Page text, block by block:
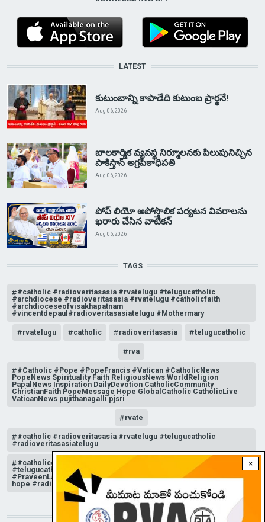
×
LATEST
కుటుంబాన్ని కాపాడేది కుటుంబ ప్రార్థనే!
Aug 06, 2026
బాలకార్మిక వ్యవస్థ నిర్మూలనకు పిలుపునిచ్చిన
పాకిస్తాన్ అగ్రపీఠాధిపతి
Aug 06, 2026
పోప్ లియో అపోస్తొలిక పర్యటన వివరాలను
ఖరారు చేసిన వాటికన్
Aug 06, 2026
TAGS
#catholic #radioveritasasia #rvatelugu #telugucatholic
#archdiocese #radioveritasasia #rvatelugu #catholicfaith
#archdioceseofvisakhapatnam
#vincentdepaul#radioveritasasiatelugu #Mothermary
rvatelugu catholic radioveritasasia telugucatholic
rva
#Catholic #Pope #PopeFrancis #Vatican #CatholicNews
PopeNews Spirituality Faith ReligiousNews WorldReligion
PapalNews Inspiration DailyDevotion CatholicCommunity
ChristianFaith PopeMessage Hope GlobalCatholic CatholicLive
VaticanNews pujithanagalli pjsri
rvate
#catholic #radioveritasasia #rvatelugu #telugucatholic
#radioveritasasiatelugu
#catholicchurchnews #catholictelugu #telugucatholic
#telugucatholicchurch #radioveritasasia #rvatelugu
#PraveenLakkisetti #reflection #advent #christmas #messageof
hope #radioveritas #rvatelugu #viral #insta
STAY CONNECTED WITH US!